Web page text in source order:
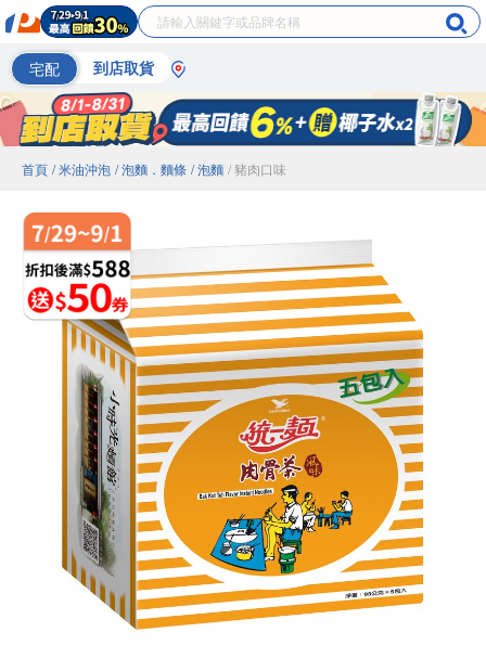
宅配 到店取貨
首頁 / 米油沖泡 / 泡麵．麵條 / 泡麵 / 豬肉口味